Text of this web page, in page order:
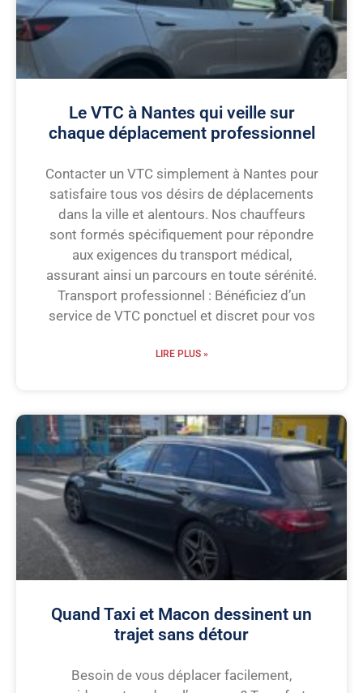
Le VTC à Nantes qui veille sur
chaque déplacement professionnel
Contacter un VTC simplement à Nantes pour
satisfaire tous vos désirs de déplacements
dans la ville et alentours. Nos chauffeurs
sont formés spécifiquement pour répondre
aux exigences du transport médical,
assurant ainsi un parcours en toute sérénité.
Transport professionnel : Bénéficiez d’un
service de VTC ponctuel et discret pour vos
LIRE PLUS »
Quand Taxi et Macon dessinent un
trajet sans détour
Besoin de vous déplacer facilement,